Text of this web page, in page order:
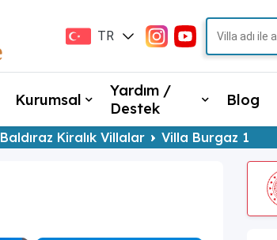
TR
EN
Kurumsal
Yardım /
Destek
Blog
Baldıraz Kiralık Villalar Villa Burgaz 1